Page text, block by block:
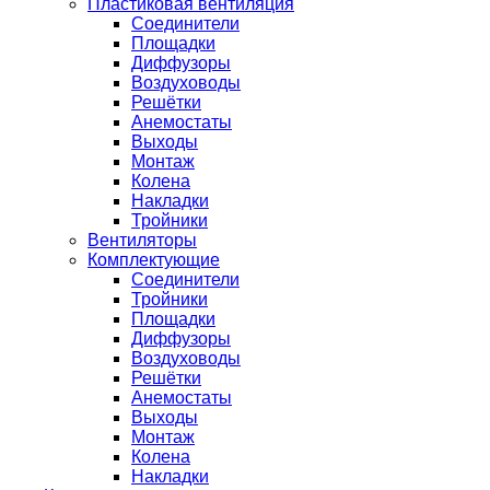
Пластиковая вентиляция
Соединители
Площадки
Диффузоры
Воздуховоды
Решётки
Анемостаты
Выходы
Монтаж
Колена
Накладки
Тройники
Вентиляторы
Комплектующие
Соединители
Тройники
Площадки
Диффузоры
Воздуховоды
Решётки
Анемостаты
Выходы
Монтаж
Колена
Накладки